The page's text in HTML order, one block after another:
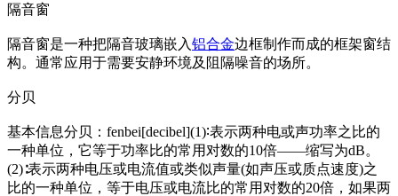
隔音窗
隔音窗是一种把隔音玻璃嵌入铝合金边框制作而成的框架窗结
构。通常应用于需要安静环境及阻隔噪音的场所。
分贝
基本信息分贝：fenbei[decibel](1)∶表示两种电或声功率之比的
一种单位，它等于功率比的常用对数的10倍——缩写为dB。
(2)∶表示两种电压或电流值或类似声量(如声压或质点速度)之
比的一种单位，等于电压或电流比的常用对数的20倍，如果两